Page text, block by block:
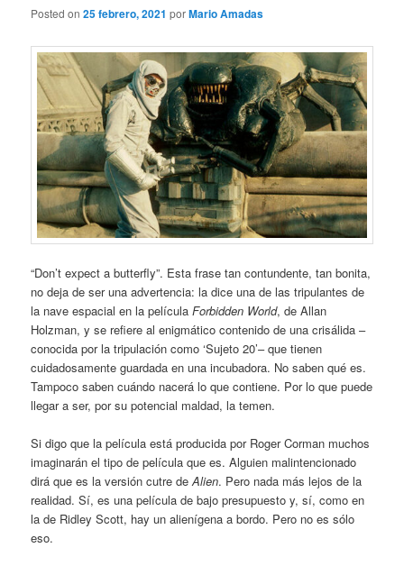
Posted on25 febrero, 2021 porMario Amadas
“Don’t expect a butterfly”. Esta frase tan contundente, tan bonita,
no deja de ser una advertencia: la dice una de las tripulantes de
la nave espacial en la películaForbidden World, de Allan
Holzman, y se refiere al enigmático contenido de una crisálida –
conocida por la tripulación como ‘Sujeto 20’– que tienen
cuidadosamente guardada en una incubadora. No saben qué es.
Tampoco saben cuándo nacerá lo que contiene. Por lo que puede
llegar a ser, por su potencial maldad, la temen.
Si digo que la película está producida por Roger Corman muchos
imaginarán el tipo de película que es. Alguien malintencionado
dirá que es la versión cutre deAlien. Pero nada más lejos de la
realidad. Sí, es una película de bajo presupuesto y, sí, como en
la de Ridley Scott, hay un alienígena a bordo. Pero no es sólo
eso.